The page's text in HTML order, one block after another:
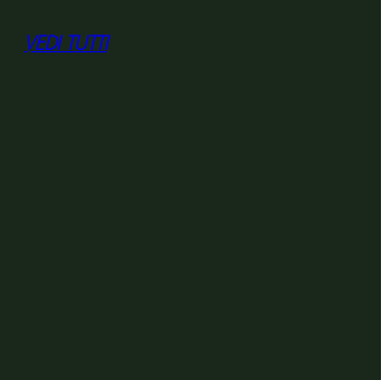
VEDI TUTTI